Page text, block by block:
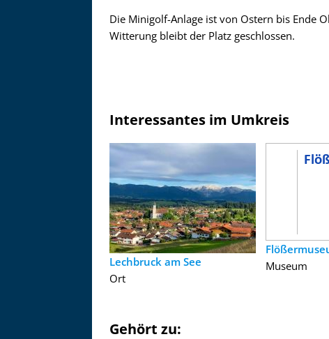
Die Minigolf-Anlage ist von Ostern bis Ende
Witterung bleibt der Platz geschlossen.
Interessantes im Umkreis
Lechbruck am See
Ort
Museum
Gehört zu: